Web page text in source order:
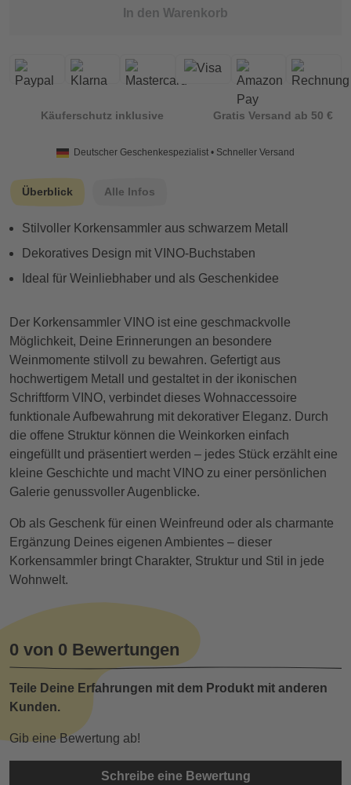
In den Warenkorb
Käuferschutz inklusive Gratis Versand ab 50 €
Deutscher Geschenkespezialist • Schneller Versand
Überblick Alle Infos
Stilvoller Korkensammler aus schwarzem Metall
Dekoratives Design mit VINO-Buchstaben
Ideal für Weinliebhaber und als Geschenkidee
Der Korkensammler VINO ist eine geschmackvolle
Möglichkeit, Deine Erinnerungen an besondere
Weinmomente stilvoll zu bewahren. Gefertigt aus
hochwertigem Metall und gestaltet in der ikonischen
Schriftform VINO, verbindet dieses Wohnaccessoire
funktionale Aufbewahrung mit dekorativer Eleganz. Durch
die offene Struktur können die Weinkorken einfach
eingefüllt und präsentiert werden – jedes Stück erzählt eine
kleine Geschichte und macht VINO zu einer persönlichen
Galerie genussvoller Augenblicke.
Ob als Geschenk für einen Weinfreund oder als charmante
Ergänzung Deines eigenen Ambientes – dieser
Korkensammler bringt Charakter, Struktur und Stil in jede
Wohnwelt.
0 von 0 Bewertungen
Teile Deine Erfahrungen mit dem Produkt mit anderen
Kunden.
Gib eine Bewertung ab!
Schreibe eine Bewertung